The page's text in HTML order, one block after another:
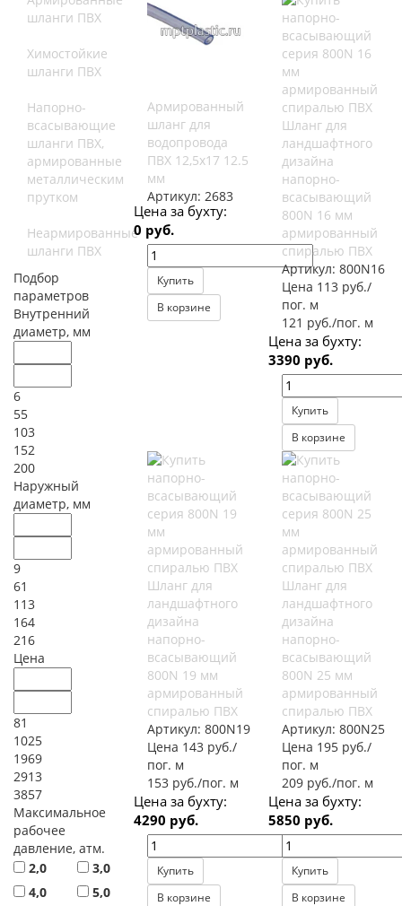
шланги ПВХ
Химостойкие
шланги ПВХ
Напорно-
всасывающие
шланги ПВХ,
армированные
металлическим
прутком
Неармированные
шланги ПВХ
Подбор
параметров
Внутренний
диаметр, мм
6
55
103
152
200
Наружный
диаметр, мм
9
61
113
164
216
Цена
81
1025
1969
2913
3857
Максимальное
рабочее
давление, атм.
2,0
3,0
4,0
5,0
Армированный
шланг для
водопровода
ПВХ 12,5х17 12.5
мм
Артикул:2683
Цена за бухту:
0 руб.
Купить
В корзине
Шланг для
ландшафтного
дизайна
напорно-
всасывающий
800N 16 мм
армированный
спиралью ПВХ
Артикул: 800N16
Цена 113 руб./
пог. м
121 руб./пог. м
Цена за бухту:
3390 руб.
Купить
В корзине
Шланг для
ландшафтного
дизайна
напорно-
всасывающий
800N 19 мм
армированный
спиралью ПВХ
Артикул:800N19
Цена 143 руб./
пог. м
153 руб./пог. м
Цена за бухту:
4290 руб.
Купить
В корзине
Шланг для
ландшафтного
дизайна
напорно-
всасывающий
800N 25 мм
армированный
спиралью ПВХ
Артикул: 800N25
Цена 195 руб./
пог. м
209 руб./пог. м
Цена за бухту:
5850 руб.
Купить
В корзине